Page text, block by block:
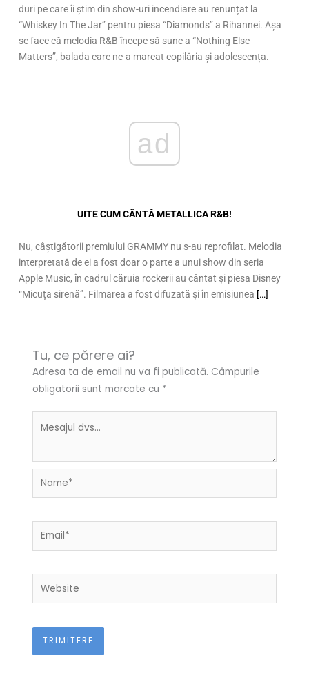
duri pe care îi știm din show-uri incendiare au renunțat la
“Whiskey In The Jar” pentru piesa “Diamonds” a Rihannei. Așa
se face că melodia R&B începe să sune a “Nothing Else
Matters”, balada care ne-a marcat copilăria și adolescența.
ad
UITE CUM CÂNTĂ METALLICA R&B!
Nu, câștigătorii premiului GRAMMY nu s-au reprofilat. Melodia
interpretată de ei a fost doar o parte a unui show din seria
Apple Music, în cadrul căruia rockerii au cântat și piesa Disney
“Micuța sirenă”. Filmarea a fost difuzată și în emisiunea […]
Tu, ce părere ai?
Adresa ta de email nu va fi publicată. Câmpurile
obligatorii sunt marcate cu *
Name*
Email*
Website